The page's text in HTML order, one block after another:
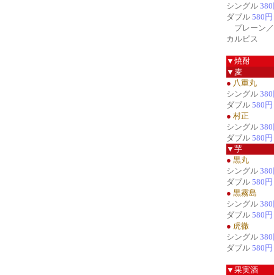
シングル
ダブル 580円
プレーン／
カルピス
▼焼酎
▼麦
● 八重丸
シングル
ダブル 580円
● 村正
シングル
ダブル 580円
▼芋
● 黒丸
シングル
ダブル 580円
● 黒霧島
シングル
ダブル 580円
● 虎徹
シングル
ダブル 580円
▼果実酒